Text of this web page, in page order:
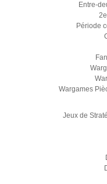
Entre-
Période
Wargames
Jeux de